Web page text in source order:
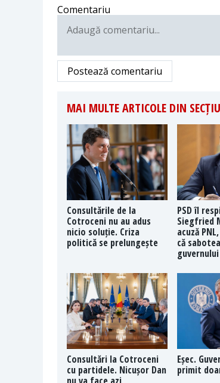
Comentariu
Postează comentariu
MAI MULTE ARTICOLE DIN
Consultările de la
Cotroceni nu au adus
nicio soluție. Criza
politică se prelungește
PSD îl
Siegfried
acuză
că
guvernului
Consultări la Cotroceni
cu partidele. Nicușor Dan
Eșec.
primit